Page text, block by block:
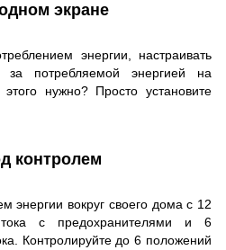
экране
энергии, настраивать
потребляемой энергией на
нужно? Просто установите
контролем
энергии вокруг своего дома с 12
тока с предохранителями и 6
Контролируйте до 6 положений